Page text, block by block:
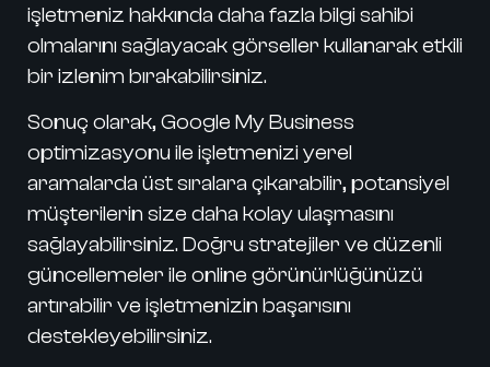
işletmeniz hakkında daha fazla bilgi sahibi
olmalarını sağlayacak görseller kullanarak etkili
bir izlenim bırakabilirsiniz.
Sonuç olarak, Google My Business
optimizasyonu ile işletmenizi yerel
aramalarda üst sıralara çıkarabilir, potansiyel
müşterilerin size daha kolay ulaşmasını
sağlayabilirsiniz. Doğru stratejiler ve düzenli
güncellemeler ile online görünürlüğünüzü
artırabilir ve işletmenizin başarısını
destekleyebilirsiniz.